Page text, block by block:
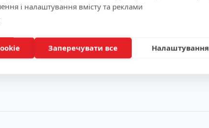
і налаштування вмісту та реклами
Заперечувати все Налаштування